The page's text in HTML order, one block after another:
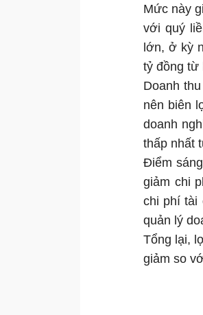
Mức này
với quý
lớn, ở kỳ
tỷ đồng từ
Doanh
nên biên
doanh
thấp nhất
Điểm
giảm chi
chi phí tài
quản lý
Tổng lại,
giảm so